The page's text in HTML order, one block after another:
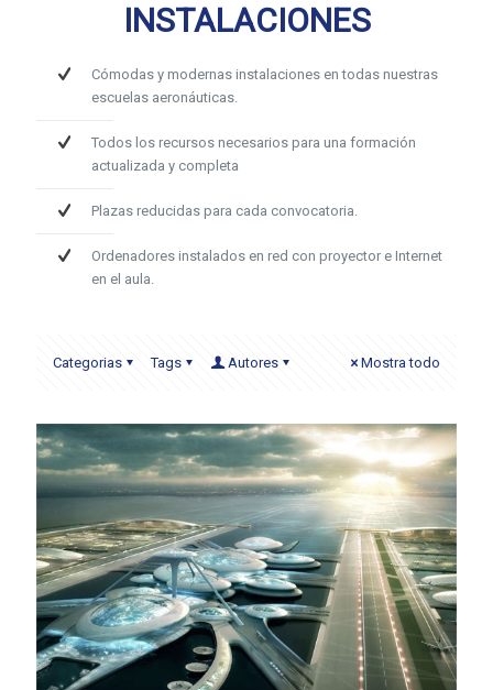
INSTALACIONES
Cómodas y modernas instalaciones en todas nuestras
escuelas aeronáuticas.
Todos los recursos necesarios para una formación
actualizada y completa
Plazas reducidas para cada convocatoria.
Ordenadores instalados en red con proyector e Internet
en el aula.
Categorias Tags Autores Mostra todo